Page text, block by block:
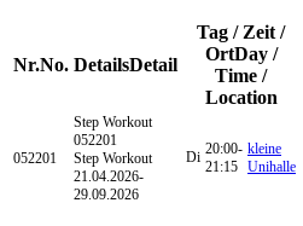
Nr.No. DetailsDetail
Tag / Zeit /
OrtDay /
Time /
Location
052201
Step Workout
052201
Step Workout
21.04.2026-
29.09.2026
Di 20:00-
21:15
kleine
Unihalle